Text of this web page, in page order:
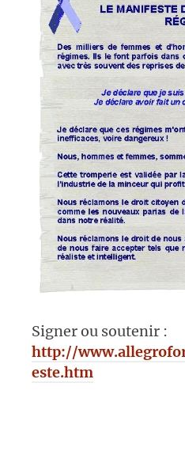
Signer ou soutenir :
http://
este.htm